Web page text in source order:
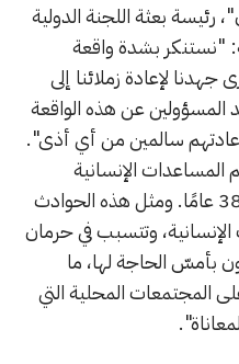
رئيسة بعثة اللجنة الدولية
"نستنكر بشدة واقعة
لإعادة زملائنا إلى
المسؤولين عن هذه الواقعة
إعادتهم سالمين من أي أذى".
الإنسانية
لضحايا النزاع المسلح هنا طوال 38 عامًا. ومثل هذه الحوادث
وتتسبب في حرمان
بأمسّ الحاجة لها، ما
المجتمعات المحلية التي